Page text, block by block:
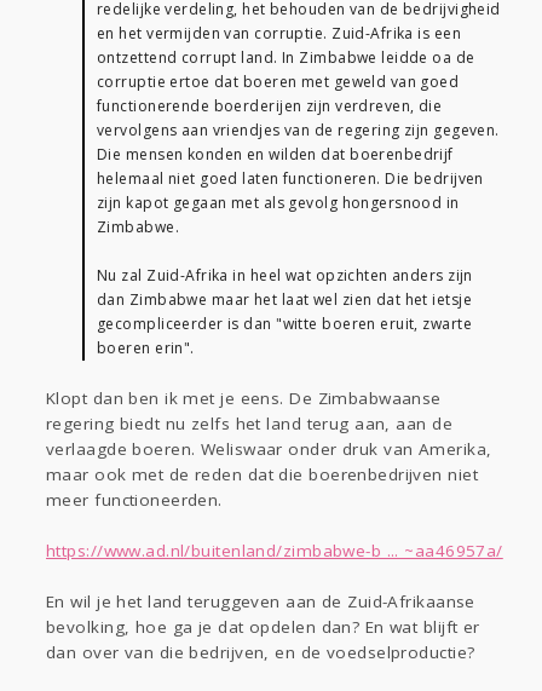
redelijke verdeling, het behouden van de bedrijvigheid
en het vermijden van corruptie. Zuid-Afrika is een
ontzettend corrupt land. In Zimbabwe leidde oa de
corruptie ertoe dat boeren met geweld van goed
functionerende boerderijen zijn verdreven, die
vervolgens aan vriendjes van de regering zijn gegeven.
Die mensen konden en wilden dat boerenbedrijf
helemaal niet goed laten functioneren. Die bedrijven
zijn kapot gegaan met als gevolg hongersnood in
Zimbabwe.
Nu zal Zuid-Afrika in heel wat opzichten anders zijn
dan Zimbabwe maar het laat wel zien dat het ietsje
gecompliceerder is dan "witte boeren eruit, zwarte
boeren erin".
Klopt dan ben ik met je eens. De Zimbabwaanse
regering biedt nu zelfs het land terug aan, aan de
verlaagde boeren. Weliswaar onder druk van Amerika,
maar ook met de reden dat die boerenbedrijven niet
meer functioneerden.
https://www.ad.nl/buitenland/zimbabwe-b ... ~aa46957a/
En wil je het land teruggeven aan de Zuid-Afrikaanse
bevolking, hoe ga je dat opdelen dan? En wat blijft er
dan over van die bedrijven, en de voedselproductie?